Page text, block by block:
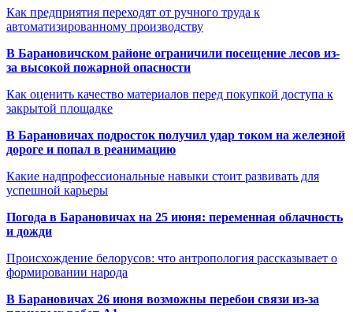
Как предприятия переходят от ручного труда к
автоматизированному производству
В Барановичском районе ограничили посещение лесов из-
за высокой пожарной опасности
Как оценить качество материалов перед покупкой доступа к
закрытой площадке
В Барановичах подросток получил удар током на железной
дороге и попал в реанимацию
Какие надпрофессиональные навыки стоит развивать для
успешной карьеры
Погода в Барановичах на 25 июня: переменная облачность
и дожди
Происхождение белорусов: что антропология рассказывает о
формировании народа
В Барановичах 26 июня возможны перебои связи из-за